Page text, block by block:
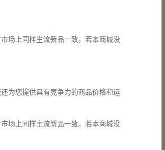
场上同样主流新品一致。若本商城没
为您提供具有竞争力的商品价格和运
场上同样主流新品一致。若本商城没